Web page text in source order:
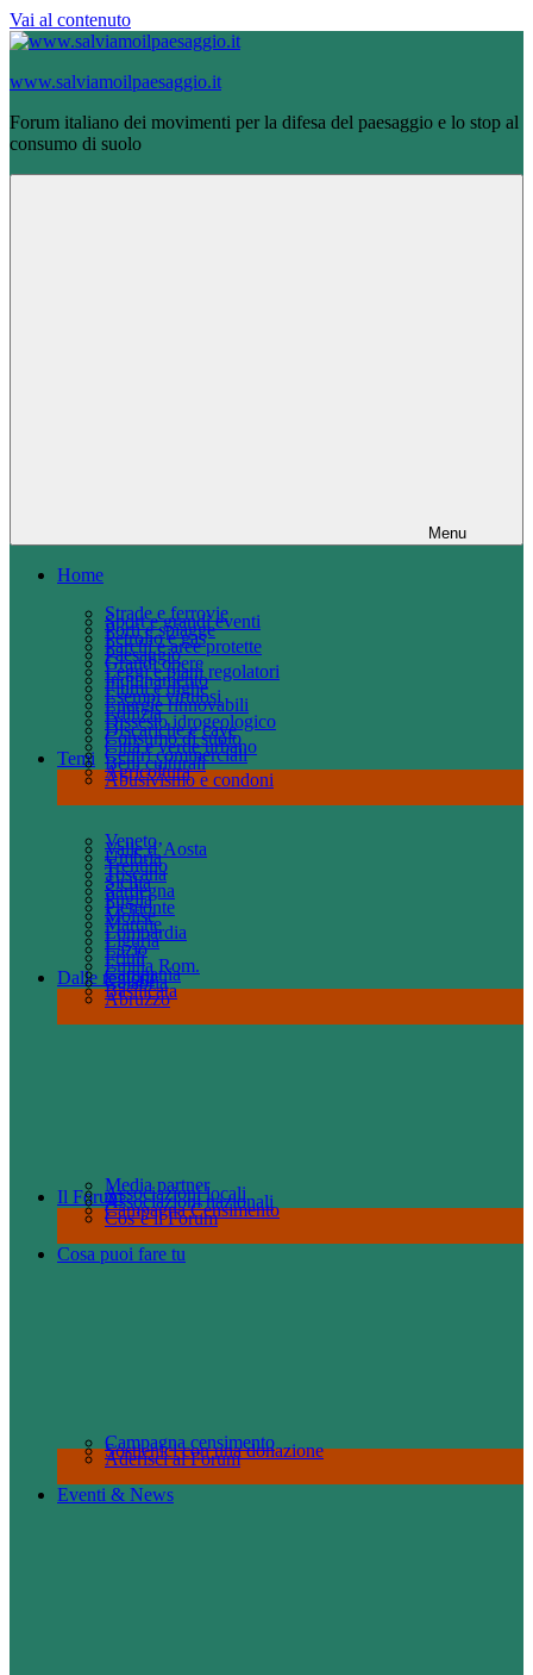
Vai al contenuto
www.salviamoilpaesaggio.it
Forum italiano dei movimenti per la difesa del paesaggio e lo stop al
consumo di suolo
Menu
Home
Temi
Abusivismo e condoni
Agricoltura
Beni culturali
Centri commerciali
Città e verde urbano
Consumo di suolo
Discariche e cave
Dissesto idrogeologico
Edilizia
Energie rinnovabili
Esempi virtuosi
Fiumi e dighe
Inquinamento
Leggi e piani regolatori
Grandi opere
Paesaggio
Parchi e aree protette
Petrolio e gas
Porti e spiagge
Sport e grandi eventi
Strade e ferrovie
Dalle regioni
Abruzzo
Basilicata
Calabria
Campania
Emilia Rom.
Friuli
Lazio
Liguria
Lombardia
Marche
Molise
Piemonte
Puglia
Sardegna
Sicilia
Toscana
Trentino
Umbria
Valle d’Aosta
Veneto
Il Forum
Cos’è il Forum
Campagna Censimento
Associazioni nazionali
Associazioni locali
Media partner
Cosa puoi fare tu
Aderisci al Forum
Sostienici con una donazione
Campagna censimento
Eventi & News